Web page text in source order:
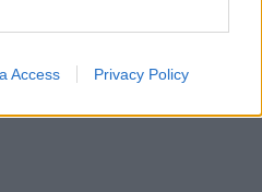
Access Privacy Policy